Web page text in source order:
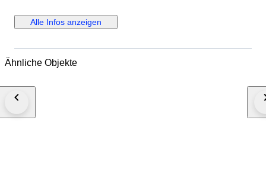
Selezioniamo gli articoli nel miglior modo possibile. Descrizioni e
immagini danno una visione sincera degli articoli. Trasporto: Le merci
assicurata.
Alle Infos anzeigen
Ähnliche Objekte